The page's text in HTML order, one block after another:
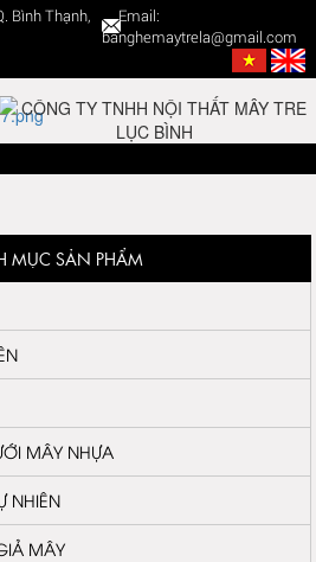
Bình Thạnh,
Email:
banghemaytrela@gmail.com
MỤC SẢN PHẨM
MÂY NHỰA
NHIÊN
MÂY